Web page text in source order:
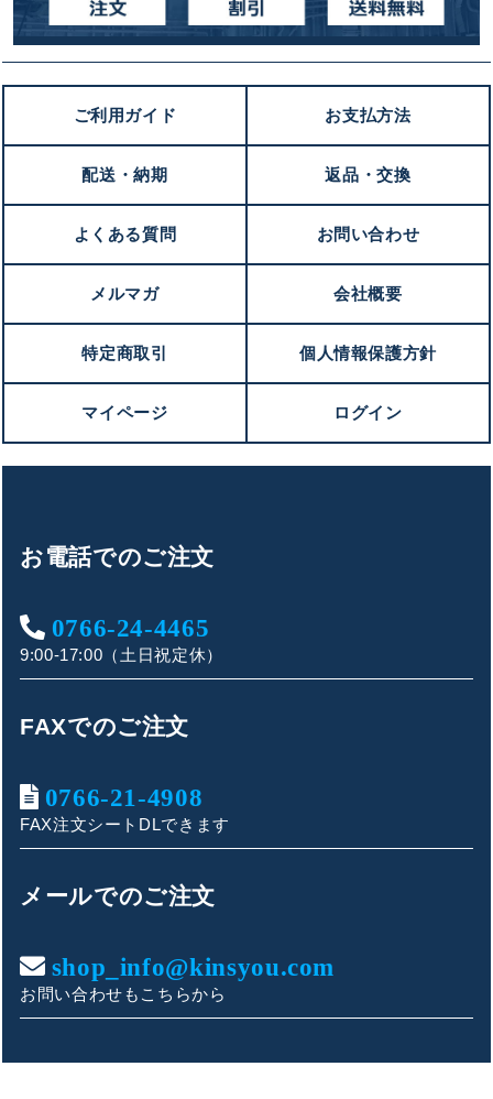
キンショウお問い合わせサポート
こんにちは！
お買い物やお問い合わせ相談のサポートをさせていただい
ご質問内容をお選びください。
ご利用ガイド お支払方法
配送・納期 返品・交換
よくある質問 お問い合わせ
メルマガ 会社概要
特定商取引 個人情報保護方針
マイページ ログイン
お電話でのご注文
0766-24-4465
9:00-17:00（土日祝定休）
FAXでのご注文
0766-21-4908
FAX注文シートDLできます
メールでのご注文
shop_info@kinsyou.com
お問い合わせもこちらから